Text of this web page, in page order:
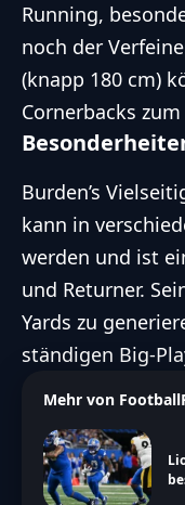
Running,
noch der
(knapp 180 cm)
Cornerbacks
Burden’s
kann in
werden und ist
und Returner.
Yards zu
ständigen Big-
Mehr von